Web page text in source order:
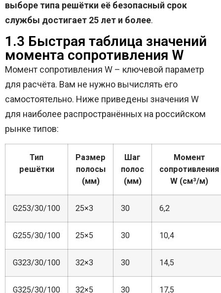
выборе типа решётки её безопасный срок
службы достигает 25 лет и более.
1.3 Быстрая таблица значений
момента сопротивления W
Момент сопротивления W – ключевой параметр
для расчёта. Вам не нужно вычислять его
самостоятельно. Ниже приведены значения W
для наиболее распространённых на российском
рынке типов:
Тип
решётки
Размер
полосы
(мм)
Шаг
полос
(мм)
Момент
сопротивления
W (см³/м)
G253/30/100 25×3 30 6,2
G255/30/100 25×5 30 10,4
G323/30/100 32×3 30 14,5
G325/30/100 32×5 30 17,5